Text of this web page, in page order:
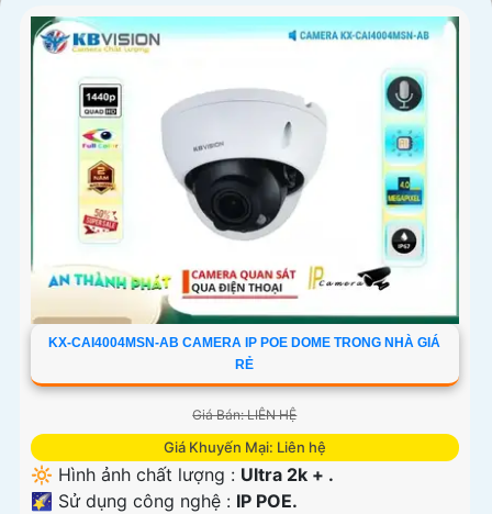
KX-CAI4004MSN-AB CAMERA IP POE DOME TRONG NHÀ GIÁ
RẺ
Giá Bán: LIÊN HỆ
Giá Khuyến Mại: Liên hệ
🔆 Hình ảnh chất lượng : Ultra 2k + .
🌠 Sử dụng công nghệ : IP POE.